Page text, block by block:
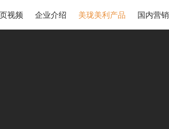
视频 企业介绍 美珑美利产品 国内营销